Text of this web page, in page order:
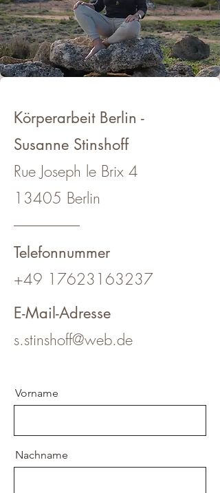
Körperarbeit Berlin -
Susanne Stinshoff
Rue Joseph le Brix 4
13405 Berlin
Telefonnummer
+49 17623163237
E-Mail-Adresse
s.stinshoff@web.de
Vorname
Nachname